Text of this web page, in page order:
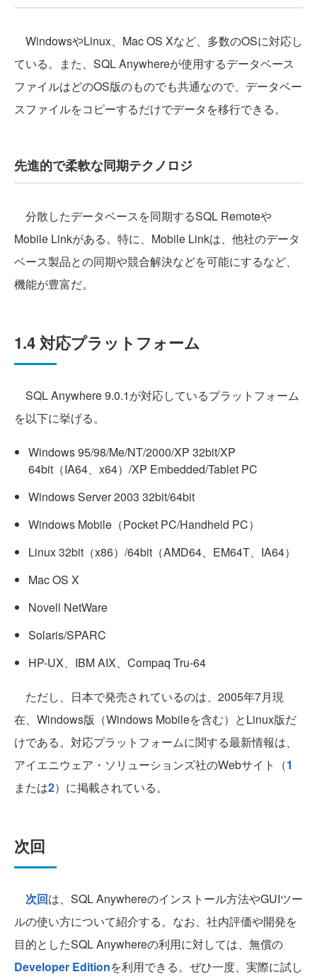
WindowsやLinux、Mac OS Xなど、多数のOSに対応し
ている。また、SQL Anywhereが使用するデータベース
ファイルはどのOS版のものでも共通なので、データベー
スファイルをコピーするだけでデータを移行できる。
先進的で柔軟な同期テクノロジ
分散したデータベースを同期するSQL Remoteや
Mobile Linkがある。特に、Mobile Linkは、他社のデータ
ベース製品との同期や競合解決などを可能にするなど、
機能が豊富だ。
1.4 対応プラットフォーム
SQL Anywhere 9.0.1が対応しているプラットフォーム
を以下に挙げる。
Windows 95/98/Me/NT/2000/XP 32bit/XP
64bit（IA64、x64）/XP Embedded/Tablet PC
Windows Server 2003 32bit/64bit
Windows Mobile（Pocket PC/Handheld PC）
Linux 32bit（x86）/64bit（AMD64、EM64T、IA64）
Mac OS X
Novell NetWare
Solaris/SPARC
HP-UX、IBM AIX、Compaq Tru-64
ただし、日本で発売されているのは、2005年7月現
在、Windows版（Windows Mobileを含む）とLinux版だ
けである。対応プラットフォームに関する最新情報は、
アイエニウェア・ソリューションズ社のWebサイト（1
または2）に掲載されている。
次回
次回は、SQL Anywhereのインストール方法やGUIツー
ルの使い方について紹介する。なお、社内評価や開発を
目的としたSQL Anywhereの利用に対しては、無償の
Developer Editionを利用できる。ぜひ一度、実際に試し